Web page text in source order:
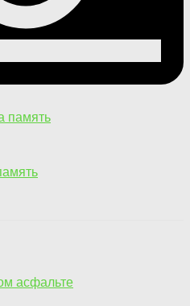
асфальте